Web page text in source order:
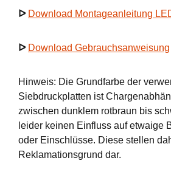
ᐅ Download Montageanleitung
ᐅ Download Gebrauchsanweisung
Hinweis: Die Grundfarbe der
Siebdruckplatten ist
zwischen dunklem rotbraun bis
leider keinen Einfluss auf etwaige
oder Einschlüsse. Diese stellen
Reklamationsgrund dar.